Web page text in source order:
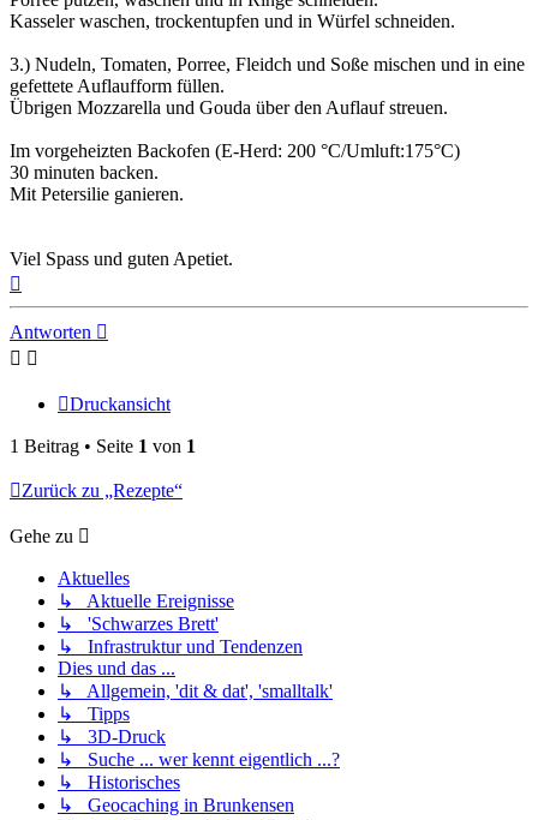
Kasseler waschen, trockentupfen und in Würfel schneiden.
3.) Nudeln, Tomaten, Porree, Fleidch und Soße mischen und in eine
gefettete Auflaufform füllen.
Übrigen Mozzarella und Gouda über den Auflauf streuen.
Im vorgeheizten Backofen (E-Herd: 200 °C/Umluft:175°C)
30 minuten backen.
Mit Petersilie ganieren.
Viel Spass und guten Apetiet.
Antworten
Druckansicht
1 Beitrag • Seite 1 von 1
Zurück zu „Rezepte“
Gehe zu
Aktuelles
↳ Aktuelle Ereignisse
↳ 'Schwarzes Brett'
↳ Infrastruktur und Tendenzen
Dies und das ...
↳ Allgemein, 'dit & dat', 'smalltalk'
↳ Tipps
↳ 3D-Druck
↳ Suche ... wer kennt eigentlich ...?
↳ Historisches
↳ Geocaching in Brunkensen